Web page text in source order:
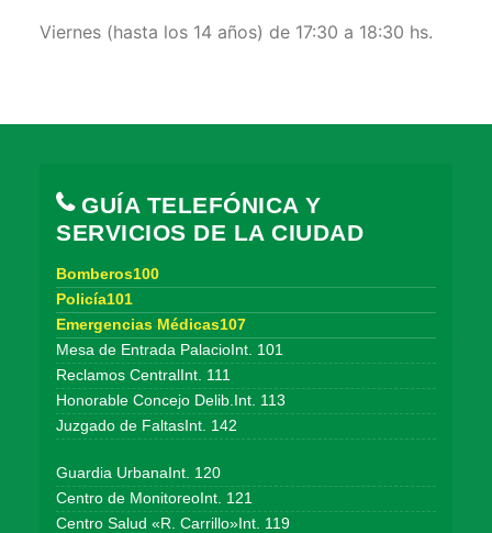
Viernes (hasta los 14 años) de 17:30 a 18:30 hs.
GUÍA TELEFÓNICA Y
SERVICIOS DE LA CIUDAD
Bomberos100
Policía101
Emergencias Médicas107
Mesa de Entrada PalacioInt. 101
Reclamos CentralInt. 111
Honorable Concejo Delib.Int. 113
Juzgado de FaltasInt. 142
Guardia UrbanaInt. 120
Centro de MonitoreoInt. 121
Centro Salud «R. Carrillo»Int. 119